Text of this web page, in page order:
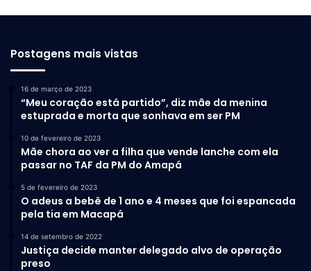
Postagens mais vistas
16 de março de 2023
“Meu coração está partido”, diz mãe da menina
estuprada e morta que sonhava em ser PM
10 de fevereiro de 2023
Mãe chora ao ver a filha que vende lanche com ela
passar no TAF da PM do Amapá
5 de fevereiro de 2023
O adeus a bebê de 1 ano e 4 meses que foi espancada
pela tia em Macapá
14 de setembro de 2022
Justiça decide manter delegado alvo de operação
preso